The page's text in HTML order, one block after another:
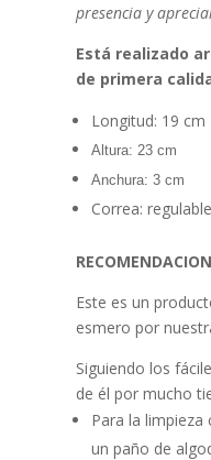
presencia y
Está realizado
de primera
Longitud: 19 cm
Altura: 23 cm
Anchura: 3 cm
Correa:
Este es un
esmero por
Siguiendo los
de él por mucho
Para la
un paño de